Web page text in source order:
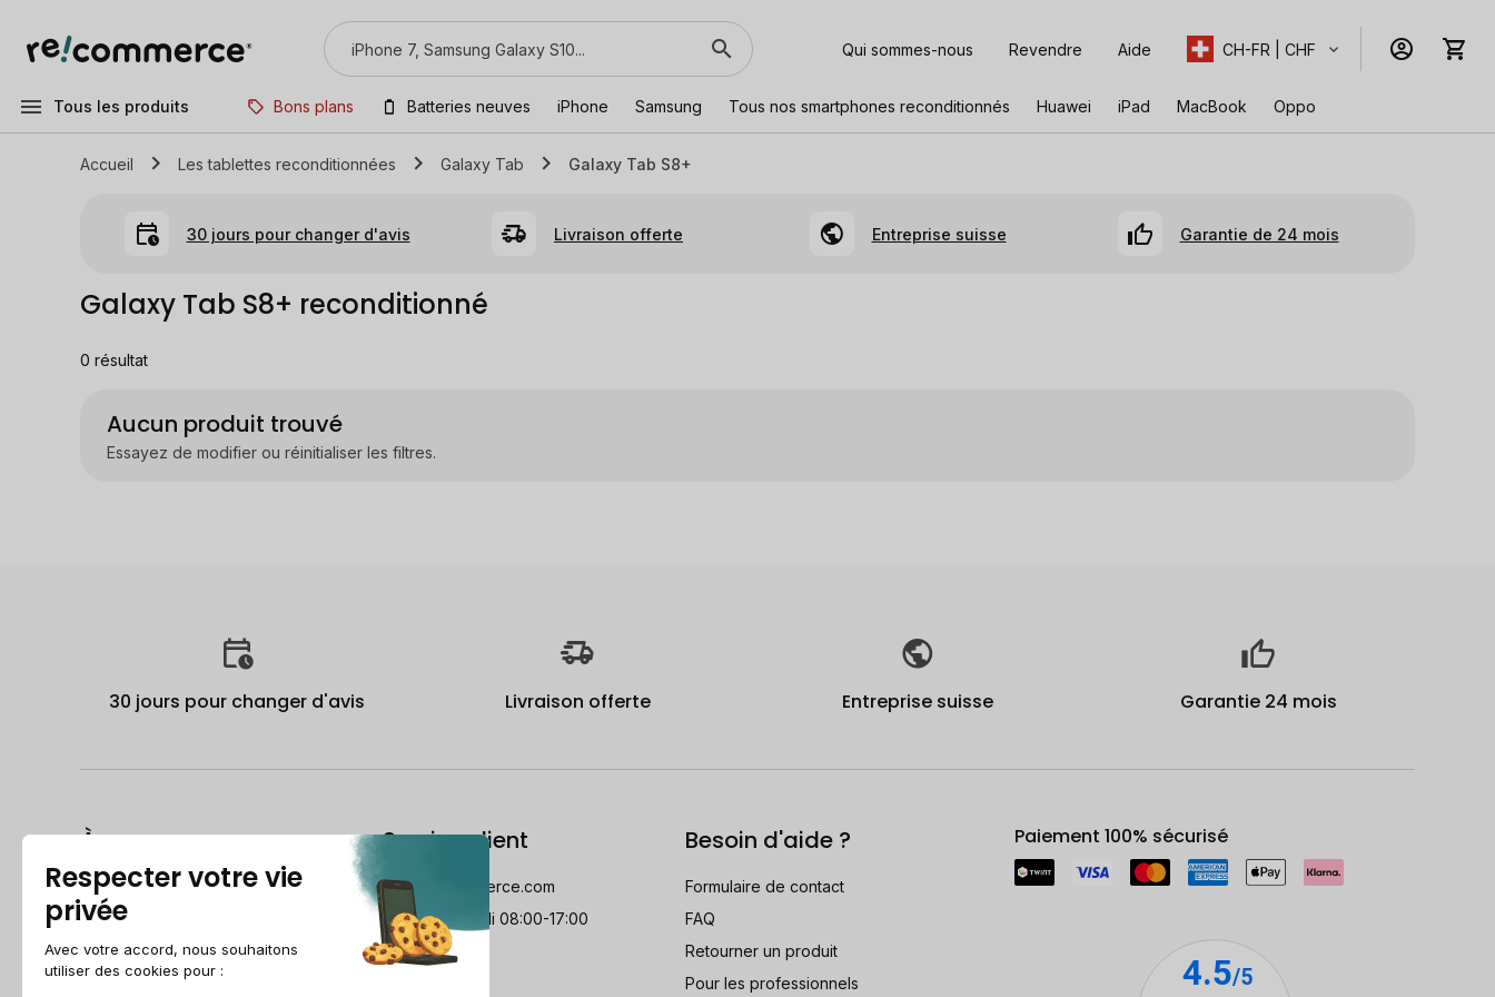
Qui sommes-nous Revendre Aide CH-FR | CHF
Tous les produits Bons plans Batteries neuves iPhone Samsung Tous nos smartphones reconditionnés Huawei iPad MacBook Oppo
Accueil Les tablettes reconditionnées Galaxy Tab Galaxy Tab S8+
30 jours pour changer d'avis Livraison offerte Entreprise suisse Garantie de 24 mois
Galaxy Tab S8+ reconditionné
0 résultat
Aucun produit trouvé
Essayez de modifier ou réinitialiser les filtres.
30 jours pour changer d'avis Livraison offerte Entreprise suisse Garantie 24 mois
À propos
Le Guide du reconditionné
Qui est Recommerce® ?
Comment Recommerce® Swiss
reconditionne vos appareils ?
Service client
frch@recommerce.com
Lundi-Vendredi 08:00-17:00
Besoin d'aide ?
Formulaire de contact
FAQ
Retourner un produit
Pour les professionnels
Paiement 100% sécurisé